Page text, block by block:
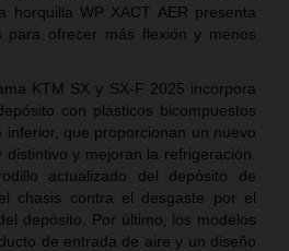
horquilla WP XACT AER presenta
para ofrecer más flexión y menos
KTM SX y SX-F 2025 incorpora
con plásticos bicompuestos
inferior, que proporcionan un nuevo
y mejoran la refrigeración.
actualizado del depósito de
chasis contra el desgaste por el
depósito. Por último, los modelos
de entrada de aire y un diseño